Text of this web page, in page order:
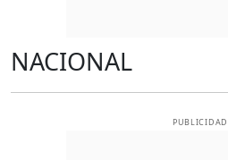
NACIONAL
PUBLICIDAD